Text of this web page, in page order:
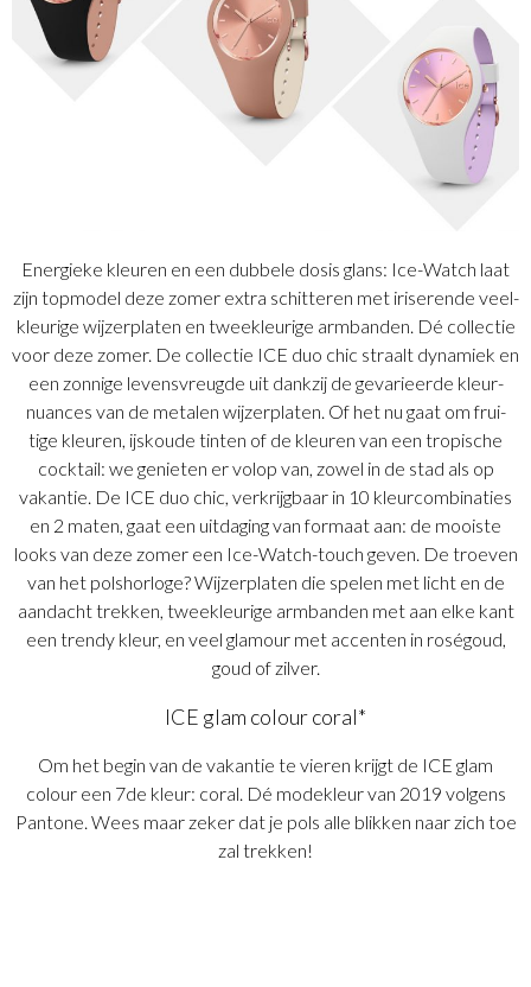
Energieke kleuren en een dubbele dosis glans: Ice-Watch laat
zijn topmodel deze zomer extra schitteren met iriserende veel-
kleurige wijzerplaten en tweekleurige armbanden. Dé collectie
voor deze zomer. De collectie ICE duo chic straalt dynamiek en
een zonnige levensvreugde uit dankzij de gevarieerde kleur-
nuances van de metalen wijzerplaten. Of het nu gaat om frui-
tige kleuren, ijskoude tinten of de kleuren van een tropische
cocktail: we genieten er volop van, zowel in de stad als op
vakantie. De ICE duo chic, verkrijgbaar in 10 kleurcombinaties
en 2 maten, gaat een uitdaging van formaat aan: de mooiste
looks van deze zomer een Ice-Watch-touch geven. De troeven
van het polshorloge? Wijzerplaten die spelen met licht en de
aandacht trekken, tweekleurige armbanden met aan elke kant
een trendy kleur, en veel glamour met accenten in roségoud,
goud of zilver.
ICE glam colour coral*
Om het begin van de vakantie te vieren krijgt de ICE glam
colour een 7de kleur: coral. Dé modekleur van 2019 volgens
Pantone. Wees maar zeker dat je pols alle blikken naar zich toe
zal trekken!